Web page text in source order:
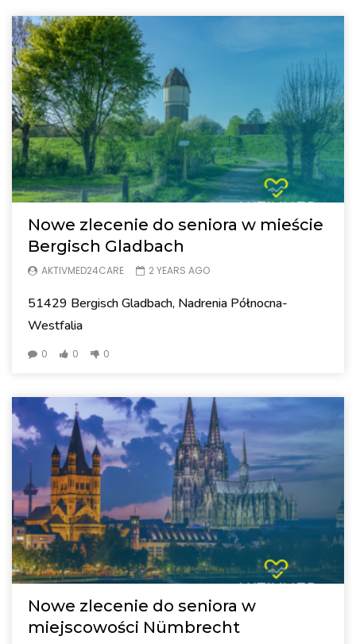
Nowe zlecenie do seniora w mieście
Bergisch Gladbach
AKTIVMED24CARE 2 YEARS AGO
51429 Bergisch Gladbach, Nadrenia Północna-
Westfalia
0 0 0
Nowe zlecenie do seniora w
miejscowości Nümbrecht